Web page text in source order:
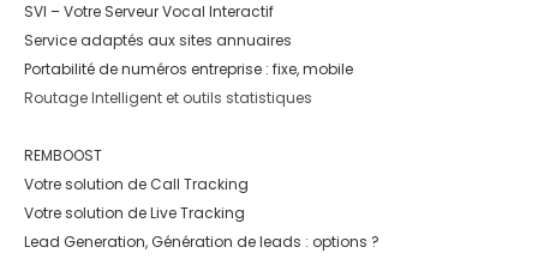
SVI – Votre Serveur Vocal Interactif
Service adaptés aux sites annuaires
Portabilité de numéros entreprise : fixe, mobile
Routage Intelligent et outils statistiques
REMBOOST
Votre solution de Call Tracking
Votre solution de Live Tracking
Lead Generation, Génération de leads : options ?